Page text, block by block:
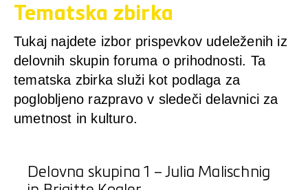
Tematska zbirka
Tukaj naj­de­te izbor pris­pev­kov ude­leže­nih iz
del­ov­nih sku­pin foru­ma o pri­hod­nos­ti. Ta
temats­ka zbir­ka služi kot pod­la­ga za
pogloblje­no raz­pra­vo v sle­deči delav­ni­ci za
umet­nost in kul­turo.
Delovna skupina 1 – Julia Malischnig